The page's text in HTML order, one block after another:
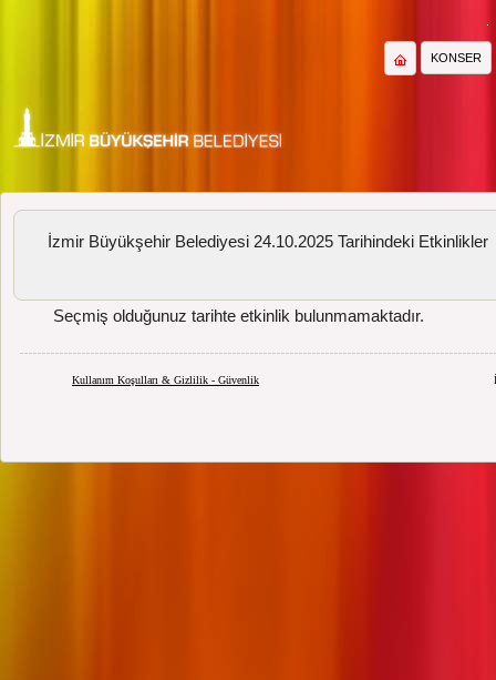
KONSER
İzmir Büyükşehir Belediyesi 24.10.2025 Tarihindeki Etkinlikler
Seçmiş olduğunuz tarihte etkinlik bulunmamaktadır.
Kullanım Koşulları & Gizlilik - Güvenlik